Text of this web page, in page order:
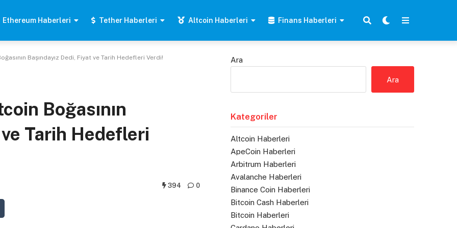
Ethereum Haberleri Tether Haberleri Altcoin Haberleri Finans Haberleri
Başındayız Dedi, Fiyat ve Tarih Hedefleri Verdi!
Boğasının
ve Tarih Hedefleri
394 0
Ara
Ara
Kategoriler
Altcoin Haberleri
ApeCoin Haberleri
Arbitrum Haberleri
Avalanche Haberleri
Binance Coin Haberleri
Bitcoin Cash Haberleri
Bitcoin Haberleri